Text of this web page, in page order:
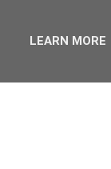
LEARN MORE